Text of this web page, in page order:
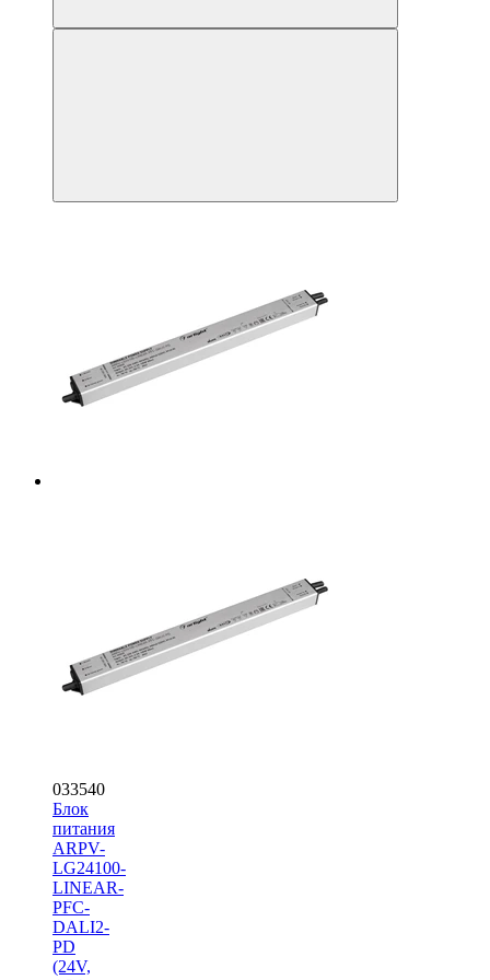
033540
Блок
питания
ARPV-
LG24100-
LINEAR-
PFC-
DALI2-
PD
(24V,